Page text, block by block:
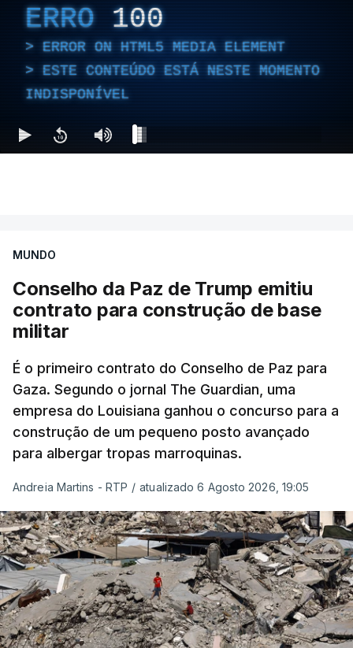
ERRO 100
ERROR ON HTML5 MEDIA ELEMENT
ESTE CONTEÚDO ESTÁ NESTE MOMENTO
INDISPONÍVEL
MUNDO
Conselho da Paz de Trump emitiu
contrato para construção de base
militar
É o primeiro contrato do Conselho de Paz para
Gaza. Segundo o jornal The Guardian, uma
empresa do Louisiana ganhou o concurso para a
construção de um pequeno posto avançado
para albergar tropas marroquinas.
Andreia Martins - RTP / atualizado 6 Agosto 2026, 19:05